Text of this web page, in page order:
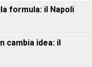
formula: il Napoli
cambia idea: il